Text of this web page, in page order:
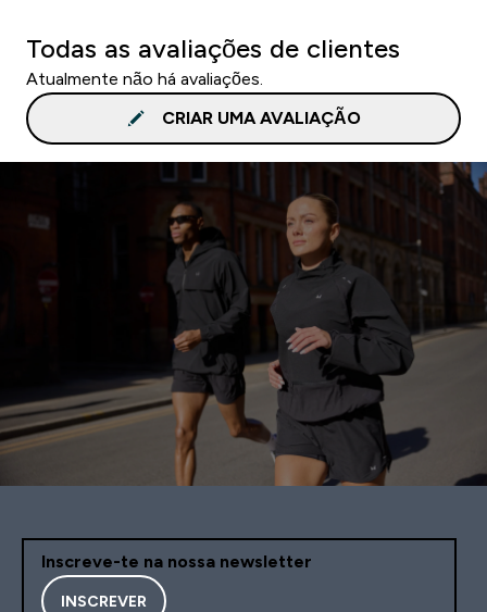
Todas as avaliações de clientes
Atualmente não há avaliações.
CRIAR UMA AVALIAÇÃO
Inscreve-te na nossa newsletter
INSCREVER